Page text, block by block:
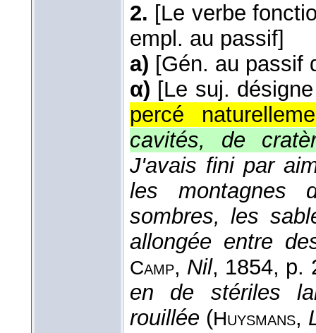
2. [Le verbe
empl. au passif]
a) [Gén. au passif
α) [Le suj.
percé
cavités, de
J'avais fini par
les montagnes
sombres, les
allongée entre
Camp, Nil, 1854, p.
en de stériles
rouillée (Huysmans,